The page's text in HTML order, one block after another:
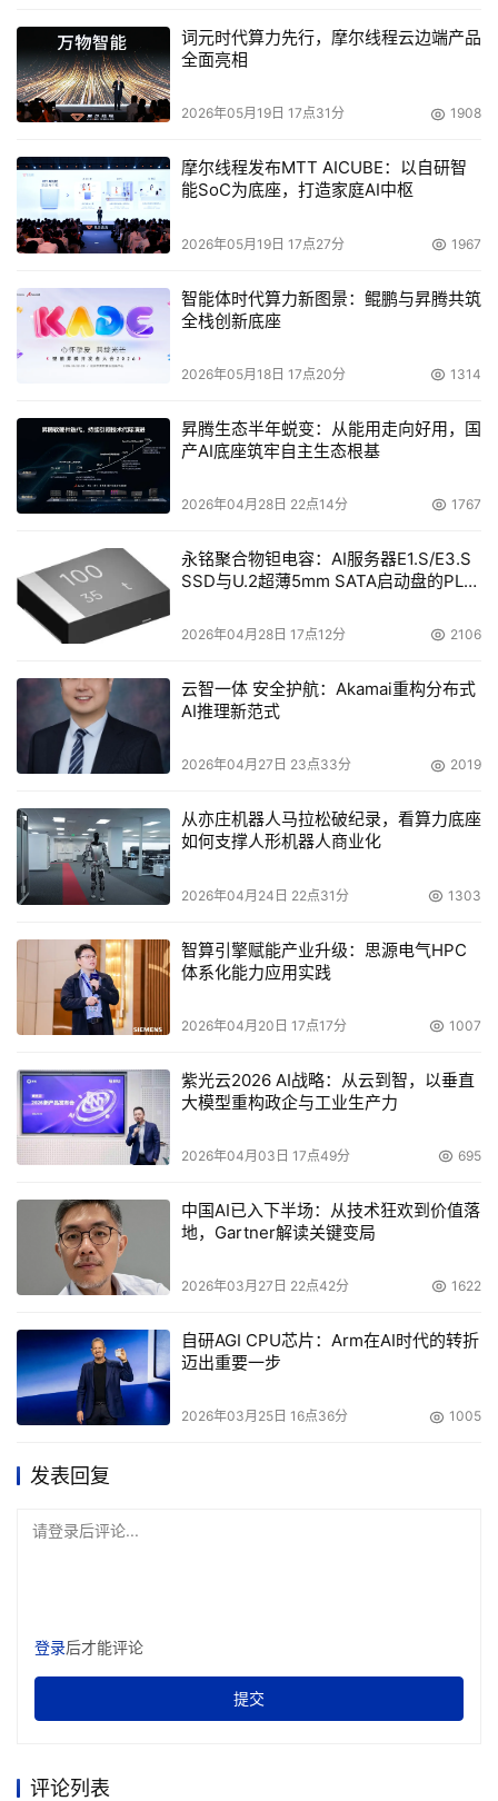
图1 数据驱动的销量预测
算法挖掘数据中规律的过程其实本质上和人工判断的原理类
似，都是在可能影响销量的因素和销量之间建立联系。销量
属性、渠道属性、营销投入、竞争情况等（图2）。
图2 销量预测的影响因素
二、
销量预测的难点
1. 世上没有水晶球
并不容易，尤其是预测的准确率往往不尽如人意。在深度学
习算法已经可以超越人类水平进行人脸识别的今天，为何销
量预测仍然如此之难？在讨论这个问题之前，我们首先要明
3）：
图3 不确定性的来源
（1）未知但可知：指数据中的随机性，即噪音造成的不确
（3）复杂系统：指复杂系统中极小参数变化经过非线性转
换造成的“黑天鹅”类不确定性。
词元时代算力先行，摩尔线程云边端产品
全面亮相
2026年05月19日 17点31分 1908
摩尔线程发布MTT AICUBE：以自研智
能SoC为底座，打造家庭AI中枢
2026年05月19日 17点27分 1967
智能体时代算力新图景：鲲鹏与昇腾共筑
全栈创新底座
2026年05月18日 17点20分 1314
昇腾生态半年蜕变：从能用走向好用，国
产AI底座筑牢自主生态根基
2026年04月28日 22点14分 1767
永铭聚合物钽电容：AI服务器E1.S/E3.S
SSD与U.2超薄5mm SATA启动盘的PLP
2026年04月28日 17点12分 2106
云智一体 安全护航：Akamai重构分布式
AI推理新范式
2026年04月27日 23点33分 2019
从亦庄机器人马拉松破纪录，看算力底座
如何支撑人形机器人商业化
2026年04月24日 22点31分 1303
智算引擎赋能产业升级：思源电气HPC
体系化能力应用实践
2026年04月20日 17点17分 1007
紫光云2026 AI战略：从云到智，以垂直
大模型重构政企与工业生产力
2026年04月03日 17点49分 695
中国AI已入下半场：从技术狂欢到价值落
地，Gartner解读关键变局
2026年03月27日 22点42分 1622
自研AGI CPU芯片：Arm在AI时代的转折
迈出重要一步
2026年03月25日 16点36分 1005
发表回复
请登录后评论...
登录后才能评论
提交
评论列表